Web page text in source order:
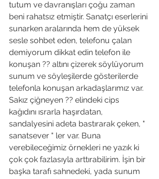
tutum ve davranışları çoğu zaman
beni rahatsız etmiştir. Sanatçı eserlerini
sunarken aralarında hem de yüksek
sesle sohbet eden, telefonu çalan
demiyorum dikkat edin telefon ile
konuşan ?? altını çizerek söylüyorum
sunum ve söyleşilerde gösterilerde
telefonla konuşan arkadaşlarımız var.
Sakız çiğneyen ?? elindeki cips
kağıdını ısrarla haşırdatan,
sandalyesini adeta bastırarak çeken, "
sanatsever " ler var. Buna
verebileceğimiz örnekleri ne yazık ki
çok çok fazlasıyla arttırabilirim. İşin bir
başka tarafı sahnedeki, yada sunum